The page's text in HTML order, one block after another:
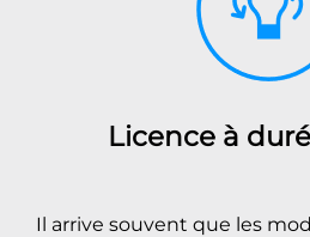
Licence à
Il arrive souvent que les